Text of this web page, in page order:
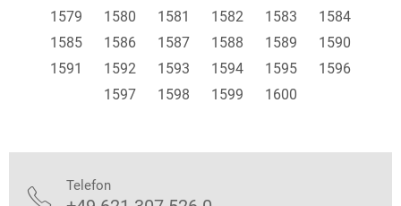
1579
1580 1581 1582 1583
1584
1585
1586 1587 1588 1589
1590
1591
1592 1593 1594 1595
1596
1597
1598 1599 1600
 Telefon